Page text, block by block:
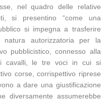
nel quadro delle relative
si presentino “come una
si impegna a trasferire
autorizzatoria per la
pubblicistico, connesso alla
cavalli, le tre voci in cui si
corse, corrispettivo riprese
a dare una giustificazione
diversamente assumerebbe